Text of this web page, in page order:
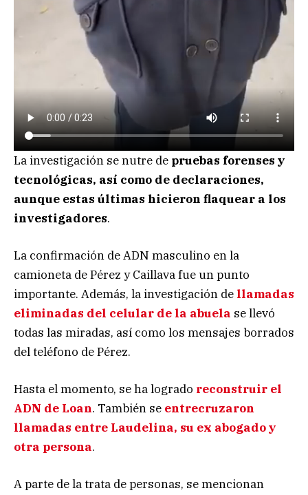
La investigación se nutre de pruebas forenses y
tecnológicas, así como de declaraciones,
aunque estas últimas hicieron flaquear a los
investigadores.
La confirmación de ADN masculino en la
camioneta de Pérez y Caillava fue un punto
importante. Además, la investigación de llamadas
eliminadas del celular de la abuela se llevó
todas las miradas, así como los mensajes borrados
del teléfono de Pérez.
Hasta el momento, se ha logrado reconstruir el
ADN de Loan. También se entrecruzaron
llamadas entre Laudelina, su ex abogado y
otra persona.
A parte de la trata de personas, se mencionan